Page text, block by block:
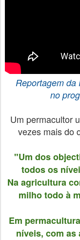
Reportagem da
no
Um permacultor
vezes mais do
"Um dos
todos os
Na agricultura
milho todo à
Em
níveis, com as